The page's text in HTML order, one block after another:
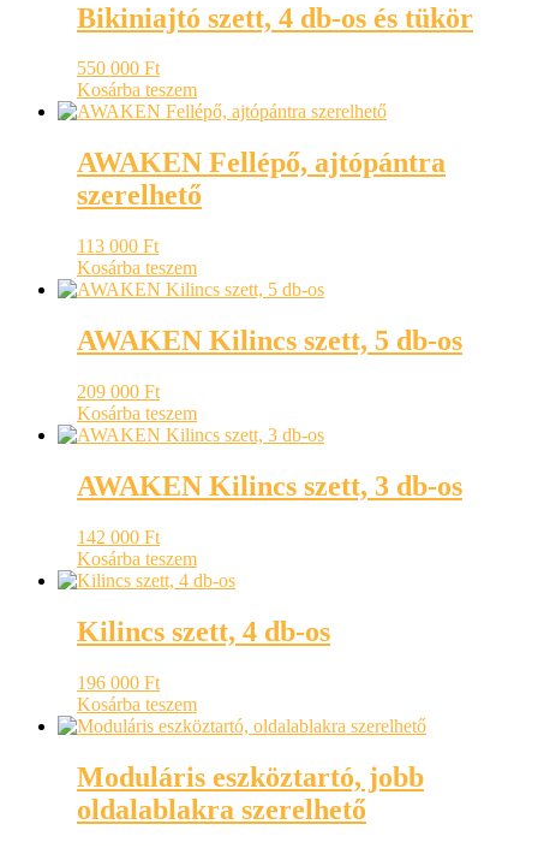
Bikiniajtó szett, 4 db-os és tükör
550 000 Ft
Kosárba teszem
AWAKEN Fellépő, ajtópántra
szerelhető
113 000 Ft
Kosárba teszem
AWAKEN Kilincs szett, 5 db-os
209 000 Ft
Kosárba teszem
AWAKEN Kilincs szett, 3 db-os
142 000 Ft
Kosárba teszem
Kilincs szett, 4 db-os
196 000 Ft
Kosárba teszem
Moduláris eszköztartó, jobb
oldalablakra szerelhető